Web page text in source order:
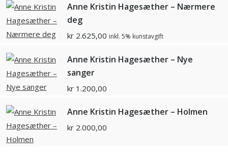
Anne Kristin Hagesæther – Nærmere
deg
kr 2.625,00 inkl. 5% kunstavgift
Anne Kristin Hagesæther – Nye
sanger
kr 1.200,00
Anne Kristin Hagesæther – Holmen
kr 2.000,00